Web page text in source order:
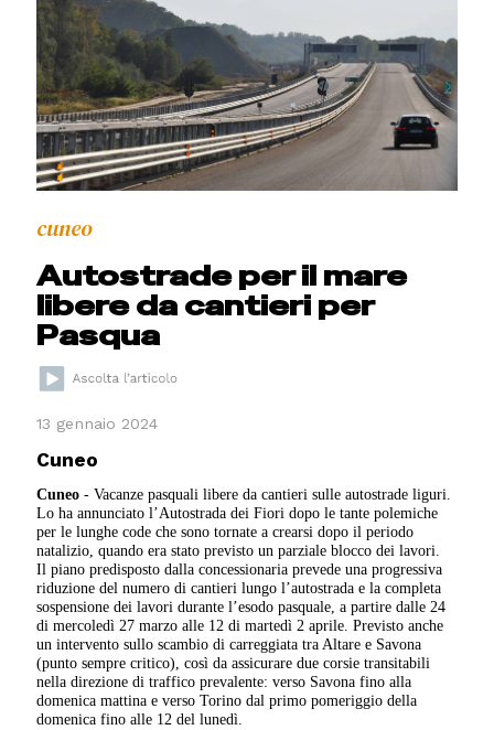
cuneo
Autostrade per il mare
libere da cantieri per
Pasqua
13 gennaio 2024
Cuneo
Cuneo - Vacanze pasquali libere da cantieri sulle autostrade liguri.
Lo ha annunciato l’Autostrada dei Fiori dopo le tante polemiche
per le lunghe code che sono tornate a crearsi dopo il periodo
natalizio, quando era stato previsto un parziale blocco dei lavori.
Il piano predisposto dalla concessionaria prevede una progressiva
riduzione del numero di cantieri lungo l’autostrada e la completa
sospensione dei lavori durante l’esodo pasquale, a partire dalle 24
di mercoledì 27 marzo alle 12 di martedì 2 aprile. Previsto anche
un intervento sullo scambio di carreggiata tra Altare e Savona
(punto sempre critico), così da assicurare due corsie transitabili
nella direzione di traffico prevalente: verso Savona fino alla
domenica mattina e verso Torino dal primo pomeriggio della
domenica fino alle 12 del lunedì.